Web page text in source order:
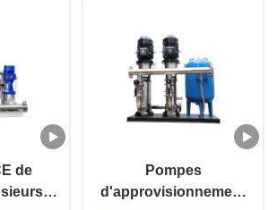
de
Pompes
d'approvisionnement